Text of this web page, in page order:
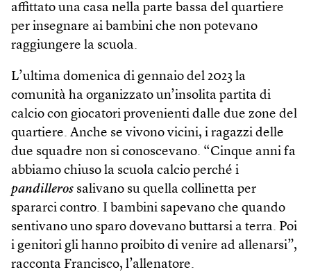
affittato una casa nella parte bassa del quartiere
per insegnare ai bambini che non potevano
raggiungere la scuola.
L’ultima domenica di gennaio del 2023 la
comunità ha organizzato un’insolita partita di
calcio con giocatori provenienti dalle due zone del
quartiere. Anche se vivono vicini, i ragazzi delle
due squadre non si conoscevano. “Cinque anni fa
abbiamo chiuso la scuola calcio perché i
pandilleros salivano su quella collinetta per
spararci contro. I bambini sapevano che quando
sentivano uno sparo dovevano buttarsi a terra. Poi
i genitori gli hanno proibito di venire ad allenarsi”,
racconta Francisco, l’allenatore.